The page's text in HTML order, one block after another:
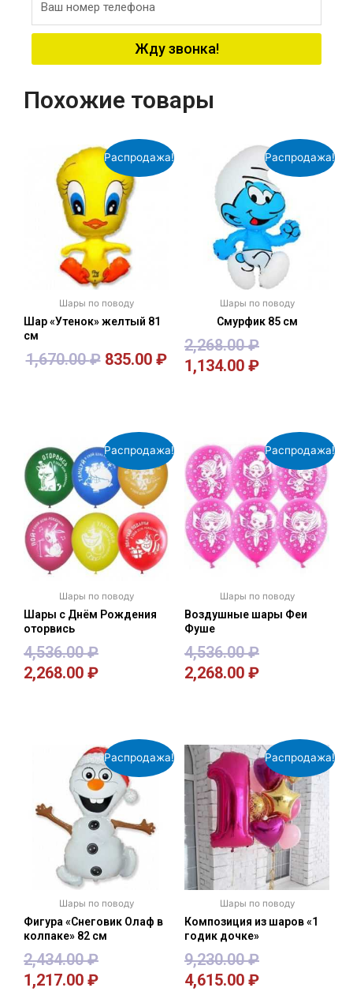
Жду звонка!
Похожие товары
Распродажа!
Шары по поводу
Шар «Утенок» желтый 81
см
1,670.00₽ 835.00 ₽
Распродажа!
Шары по поводу
Смурфик 85 см
2,268.00₽
1,134.00 ₽
Распродажа!
Шары по поводу
Шары с Днём Рождения
оторвись
4,536.00₽
2,268.00 ₽
Распродажа!
Шары по поводу
Воздушные шары Феи
Фуше
4,536.00₽
2,268.00 ₽
Распродажа!
Шары по поводу
Фигура «Снеговик Олаф в
колпаке» 82 см
2,434.00₽
1,217.00 ₽
Распродажа!
Шары по поводу
Композиция из шаров «1
годик дочке»
9,230.00₽
4,615.00 ₽